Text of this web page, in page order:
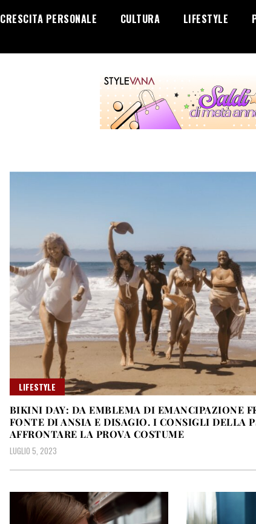
CRESCITA PERSONALE CULTURA LIFESTYLE
LIFESTYLE
BIKINI DAY: DA EMBLEMA DI EMANCIPAZIONE
FONTE DI ANSIA E DISAGIO. I CONSIGLI DELLA
AFFRONTARE LA PROVA COSTUME
LUGLIO 5, 2023